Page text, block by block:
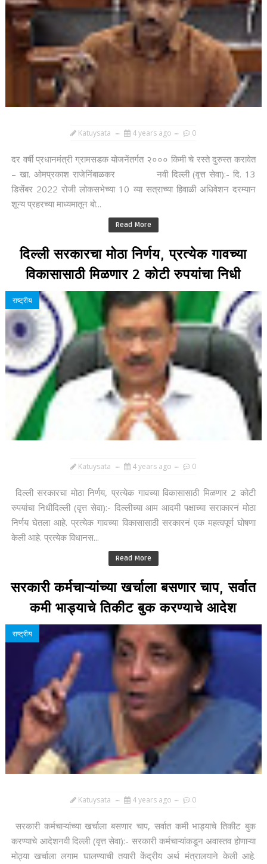
Katuysata 4 years ago 0
दर वर्षी प्रधानमंत्री ग्रामसडक योजनेंतर्गत २००० किमी चे रस्ते दुरुस्त करावेत
– खा. ओमप्रकाश राजेनिंबाळकर नवी दिल्ली (वृत्त सेवा):- दि. 13
डिसेंबर 2022 रोजी लोकसभेच्या 10 व्या सत्राच्या हिवाळी अधिवेशन दरम्यान
शून्य प्रहरच्या माध्यमातून बो...
Read More
दिल्ली सरकारचा मोठा निर्णय, प्रत्येक गावच्या
विकासासाठी मिळणार 2 कोटी रुपयांचा निधी
राष्ट्रीय
Katuysata 4 years ago 0
दिल्ली सरकारचा मोठा निर्णय, प्रत्येक गावच्या विकासासाठी मिळणार 2 कोटी
रुपयांचा निधीदिल्ली (वृत्त सेवा):- दिल्लीच्या आम आदमी पक्षाच्या सराकारनं मोठा
निर्णय घेतला आहे. प्रत्येक गावच्या विकासासाठी सरकारनं एक महत्वपूर्ण घोषणा
केली आहे. प्रत्येक विधानस...
Read More
सरकारी कर्मचाऱ्यांच्या खर्चाला बसणार चाप, सर्वात
कमी भाड्याचे तिकीट बुक करण्याचे आदेश
राष्ट्रीय
Katuysata 4 years ago 0
सरकारी कर्मचाऱ्यांच्या खर्चाला बसणार चाप, सर्वात कमी भाड्याचे तिकीट बुक
करण्याचे आदेशनवी दिल्ली (वृत्त सेवा):- सरकारी कर्मचाऱ्यांकडून अवास्तव होणाऱ्या
मोठ्या खर्चाला लगाम घालण्याची तयारी केंद्रीय अर्थ मंत्रालयाने केली आहे.